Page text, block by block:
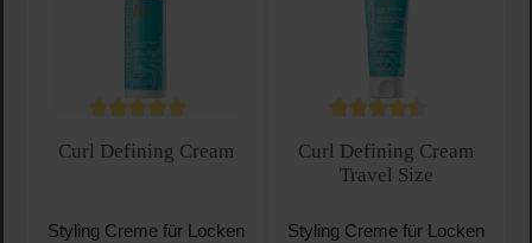
Curl Defining Cream
Styling Creme für Locken
Curl Defining Cream
Travel Size
Styling Creme für Locken